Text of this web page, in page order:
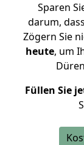
Sparen
darum,
Zögern Sie
heute, um
Füllen Sie